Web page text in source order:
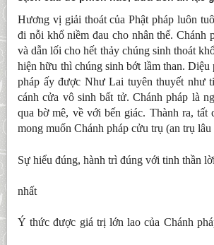
Hương vị giải thoát của Phật pháp luôn
đi nỗi khổ niềm đau cho nhân thế. Chánh
và dẫn lối cho hết thảy chúng sinh thoát
hiện hữu thì chúng sinh bớt lầm than.
pháp ấy được Như Lai tuyên thuyết như
cánh cửa vô sinh bất tử. Chánh pháp là
qua bờ mê, về với bến giác. Thành ra,
mong muốn Chánh pháp cửu trụ (an trụ lâu
Sự hiểu đúng, hành trì đúng với tinh thần
nhất
Ý thức được giá trị lớn lao của Chánh